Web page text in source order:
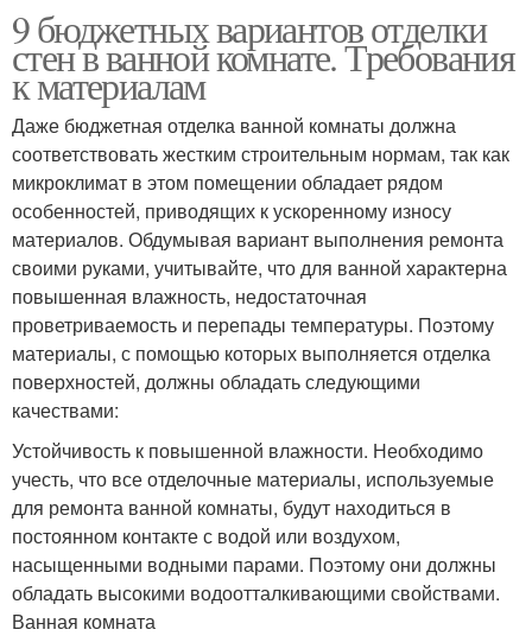
9 бюджетных вариантов отделки
стен в ванной комнате. Требования
к материалам
Даже бюджетная отделка ванной комнаты должна
соответствовать жестким строительным нормам, так как
микроклимат в этом помещении обладает рядом
особенностей, приводящих к ускоренному износу
материалов. Обдумывая вариант выполнения ремонта
своими руками, учитывайте, что для ванной характерна
повышенная влажность, недостаточная
проветриваемость и перепады температуры. Поэтому
материалы, с помощью которых выполняется отделка
поверхностей, должны обладать следующими
качествами:
Устойчивость к повышенной влажности. Необходимо
учесть, что все отделочные материалы, используемые
для ремонта ванной комнаты, будут находиться в
постоянном контакте с водой или воздухом,
насыщенными водными парами. Поэтому они должны
обладать высокими водоотталкивающими свойствами.
Ванная комната